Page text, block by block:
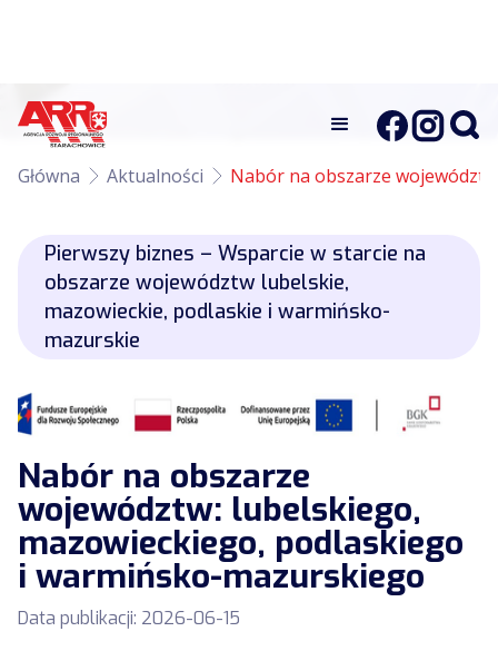
Główna Aktualności Nabór na obszarze
Pierwszy biznes – Wsparcie w starcie na
obszarze województw lubelskie,
mazowieckie, podlaskie i warmińsko-
mazurskie
Nabór na obszarze
województw: lubelskiego,
mazowieckiego, podlaskiego
i warmińsko-mazurskiego
Data publikacji: 2026-06-15